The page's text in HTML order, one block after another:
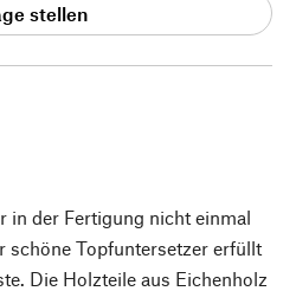
in der Fertigung nicht einmal
schöne Topfuntersetzer erfüllt
Die Holzteile aus Eichenholz
stellen